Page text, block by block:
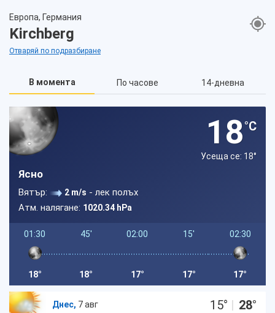
Европа, Германия
Kirchberg
Отваряй по подразбиране
В момента По часове 14-дневна
18°C
Усеща се: 18°
Ясно
Вятър: 2 m/s - лек полъх
Атм. налягане: 1020.34 hPa
01:30
18°
45'
18°
02:00
17°
15'
17°
02:30
17°
Днес, 7 авг
15° | 28°